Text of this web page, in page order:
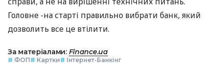
Головне -на старті правильно вибрати банк, який
дозволить все це втілити.
За матеріалами: Finance.ua
# ФОП# Картки# Інтернет-Банкінг